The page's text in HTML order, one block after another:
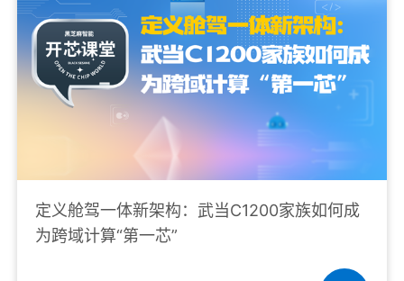
定义舱驾一体新架构：武当C1200家族如何成
为跨域计算“第一芯”